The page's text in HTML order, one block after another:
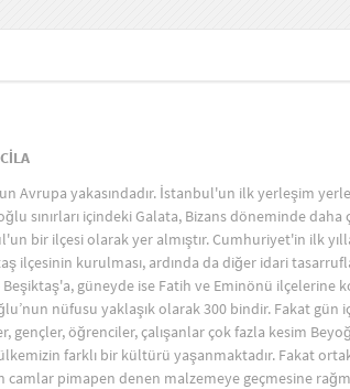
Avrupa yakasındadır. İstanbul'un ilk yerleşim
sınırları içindeki Galata, Bizans döneminde
bir ilçesi olarak yer almıştır. Cumhuriyet'in ilk
ilçesinin kurulması, ardında da diğer idari
Beşiktaş'a, güneyde ise Fatih ve Eminönü
nüfusu yaklaşık olarak 300 bindir. Fakat gün
gençler, öğrenciler, çalışanlar çok fazla kesim
farklı bir kültürü yaşanmaktadır. Fakat
camlar pimapen denen malzemeye geçmesine